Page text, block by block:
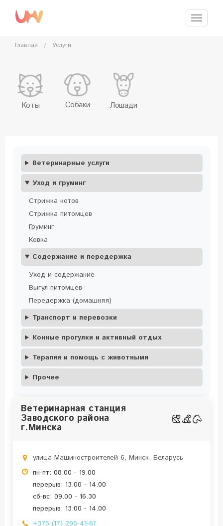
главному
Меню
Главная / Услуги
Коты Собаки Лошади
Ветеринарные услуги
Уход и груминг
Стрижка котов
Стрижка питомцев
Груминг
Ковка
Содержание и передержка
Уход и содержание
Выгул питомцев
Передержка (домашняя)
Транспорт и перевозки
Конные прогулки и активный отдых
Терапия и помощь с животными
Прочее
Ветеринарная станция
Заводского района
г.Минска
улица Машиностроителей 6, Минск, Беларусь
пн-пт: 08.00 - 19.00
перерыв: 13.00 - 14.00
сб-вс: 09.00 - 16.30
перерыв: 13.00 - 14.00
+375 (17) 296-41-61